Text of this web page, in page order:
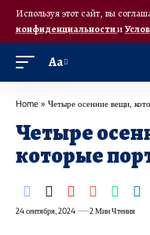
Используя этот сайт, вы
конфиденциальностии
Аа
Home » Четыре осенние вещи,
Четыре
которые
24 сентября, 2024 2 Мин Чтения